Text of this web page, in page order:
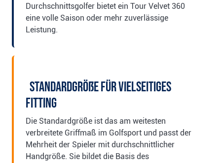
Durchschnittsgolfer bietet ein Tour Velvet 360
eine volle Saison oder mehr zuverlässige
Leistung.
Standardgröße für vielseitiges
Fitting
Die Standardgröße ist das am weitesten
verbreitete Griffmaß im Golfsport und passt der
Mehrheit der Spieler mit durchschnittlicher
Handgröße. Sie bildet die Basis des